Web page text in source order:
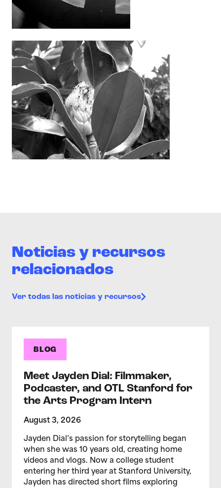
Noticias y recursos
relacionados
Ver todas las noticias y recursos
BLOG
Meet Jayden Dial: Filmmaker,
Podcaster, and OTL Stanford for
the Arts Program Intern
August 3, 2026
Jayden Dial’s passion for storytelling began
when she was 10 years old, creating home
videos and vlogs. Now a college student
entering her third year at Stanford University,
Jayden has directed short films exploring